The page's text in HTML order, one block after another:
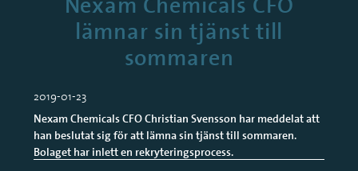
lämnar sin tjänst till
sommaren
2019-01-23
Nexam Chemicals CFO Christian Svensson har meddelat att
han beslutat sig för att lämna sin tjänst till sommaren.
Bolaget har inlett en rekryteringsprocess.